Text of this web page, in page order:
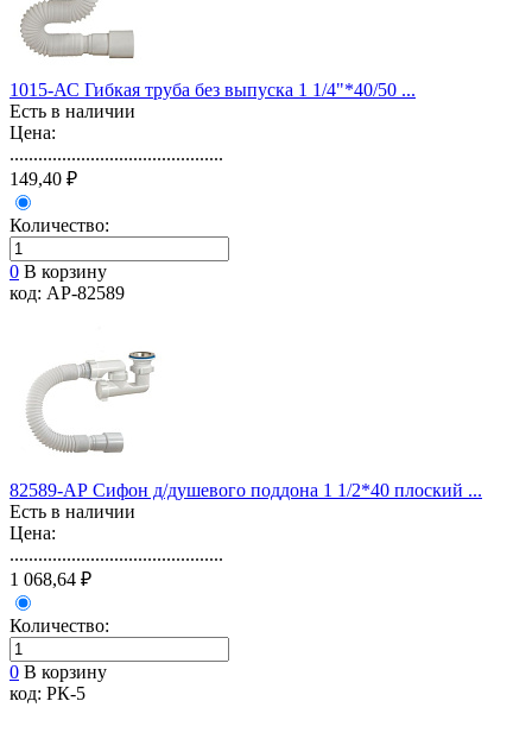
1015-АС Гибкая труба без выпуска 1 1/4"*40/50 ...
Есть в наличии
Цена:
.............................................
149,40 ₽
Количество:
0 В корзину
код: АР-82589
82589-АР Сифон д/душевого поддона 1 1/2*40 плоский ...
Есть в наличии
Цена:
.............................................
1 068,64 ₽
Количество:
0 В корзину
код: РК-5